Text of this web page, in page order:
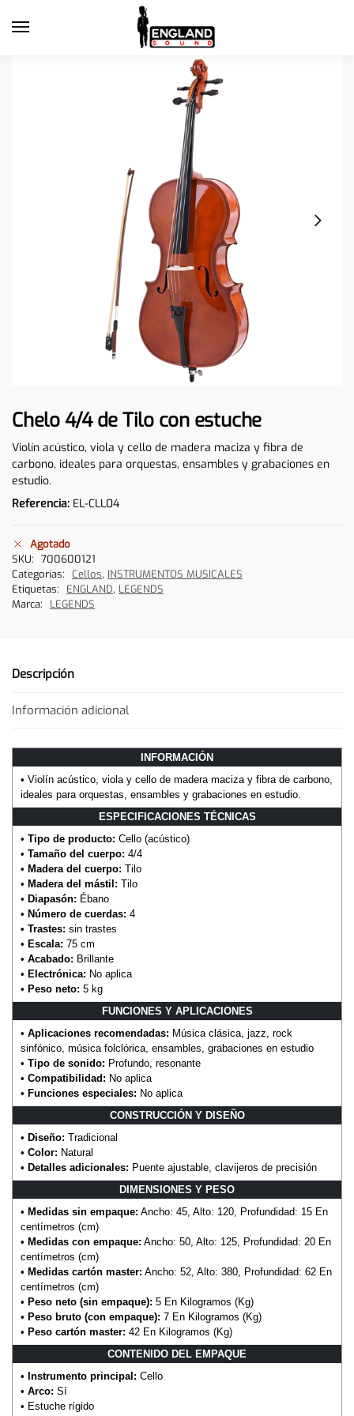
Chelo 4/4 de Tilo con estuche
Violín acústico, viola y cello de madera maciza y fibra de
carbono, ideales para orquestas, ensambles y grabaciones en
estudio.
Referencia: EL-CLL04
Agotado
SKU: 700600121
Categorías: Cellos, INSTRUMENTOS MUSICALES
Etiquetas:
ENGLAND, LEGENDS
Marca:
LEGENDS
Descripción
Información adicional
INFORMACIÓN
• Violín acústico, viola y cello de madera maciza y fibra de carbono,
ideales para orquestas, ensambles y grabaciones en estudio.
ESPECIFICACIONES TÉCNICAS
• Tipo de producto: Cello (acústico)
• Tamaño del cuerpo: 4/4
• Madera del cuerpo: Tilo
• Madera del mástil: Tilo
• Diapasón: Ébano
• Número de cuerdas: 4
• Trastes: sin trastes
• Escala: 75 cm
• Acabado: Brillante
• Electrónica: No aplica
• Peso neto: 5 kg
FUNCIONES Y APLICACIONES
• Aplicaciones recomendadas: Música clásica, jazz, rock
sinfónico, música folclórica, ensambles, grabaciones en estudio
• Tipo de sonido: Profundo, resonante
• Compatibilidad: No aplica
• Funciones especiales: No aplica
CONSTRUCCIÓN Y DISEÑO
• Diseño: Tradicional
• Color: Natural
• Detalles adicionales: Puente ajustable, clavijeros de precisión
DIMENSIONES Y PESO
• Medidas sin empaque: Ancho: 45, Alto: 120, Profundidad: 15 En
centímetros (cm)
• Medidas con empaque: Ancho: 50, Alto: 125, Profundidad: 20 En
centímetros (cm)
• Medidas cartón master: Ancho: 52, Alto: 380, Profundidad: 62 En
centímetros (cm)
• Peso neto (sin empaque): 5 En Kilogramos (Kg)
• Peso bruto (con empaque): 7 En Kilogramos (Kg)
• Peso cartón master: 42 En Kilogramos (Kg)
CONTENIDO DEL EMPAQUE
• Instrumento principal: Cello
• Arco: Sí
• Estuche rígido